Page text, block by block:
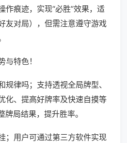
作痕迹，实现“必胜”效果，适
友对局），但需注意遵守游戏
与特色！
规律吗；支持透视全局牌型、
化、提高好牌率及快速自摸等
局结果，提升胜率。
；用户可通过第三方软件实现